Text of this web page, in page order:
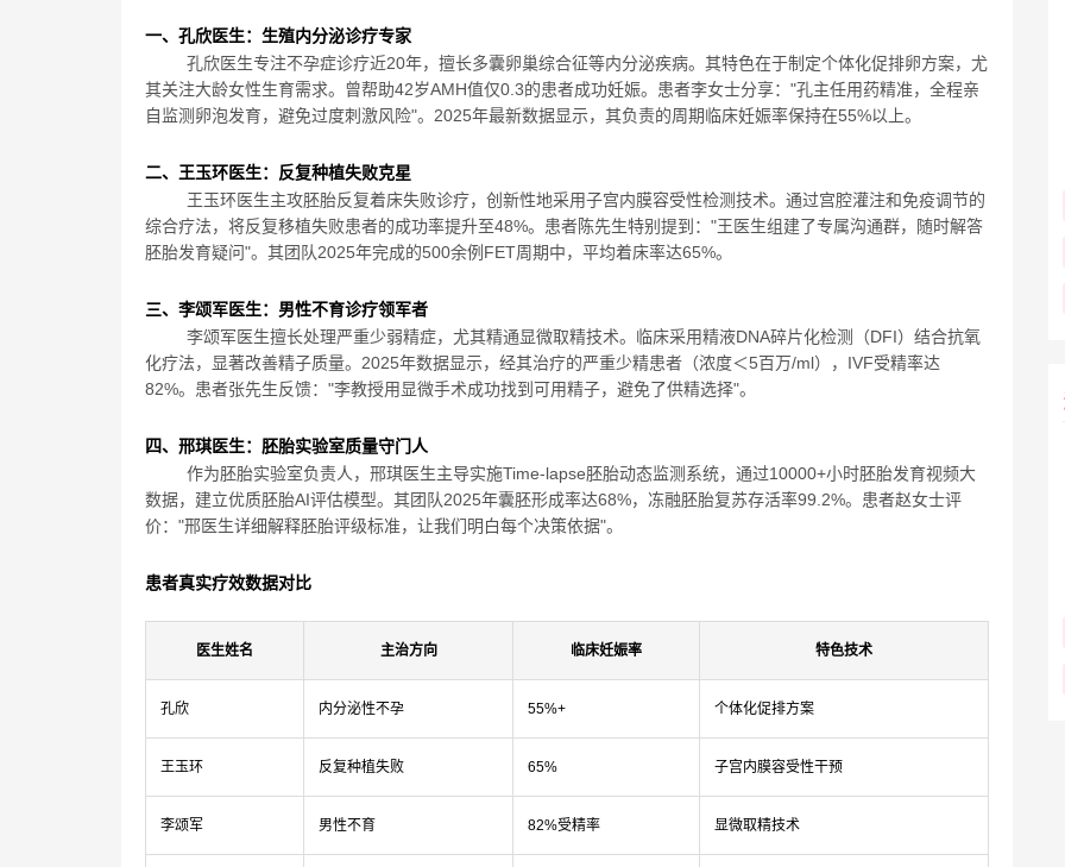
一、孔欣医生：生殖内分泌诊疗专家
孔欣医生专注不孕症诊疗近20年，擅长多囊卵巢综合征等内分泌疾病。其特色在于制定个体化促排卵方案，尤
其关注大龄女性生育需求。曾帮助42岁AMH值仅0.3的患者成功妊娠。患者李女士分享："孔主任用药精准，全程亲
自监测卵泡发育，避免过度刺激风险"。2025年最新数据显示，其负责的周期临床妊娠率保持在55%以上。
二、王玉环医生：反复种植失败克星
王玉环医生主攻胚胎反复着床失败诊疗，创新性地采用子宫内膜容受性检测技术。通过宫腔灌注和免疫调节的
综合疗法，将反复移植失败患者的成功率提升至48%。患者陈先生特别提到："王医生组建了专属沟通群，随时解答
胚胎发育疑问"。其团队2025年完成的500余例FET周期中，平均着床率达65%。
三、李颂军医生：男性不育诊疗领军者
李颂军医生擅长处理严重少弱精症，尤其精通显微取精技术。临床采用精液DNA碎片化检测（DFI）结合抗氧
化疗法，显著改善精子质量。2025年数据显示，经其治疗的严重少精患者（浓度＜5百万/ml），IVF受精率达
82%。患者张先生反馈："李教授用显微手术成功找到可用精子，避免了供精选择"。
四、邢琪医生：胚胎实验室质量守门人
作为胚胎实验室负责人，邢琪医生主导实施Time-lapse胚胎动态监测系统，通过10000+小时胚胎发育视频大
数据，建立优质胚胎AI评估模型。其团队2025年囊胚形成率达68%，冻融胚胎复苏存活率99.2%。患者赵女士评
价："邢医生详细解释胚胎评级标准，让我们明白每个决策依据"。
患者真实疗效数据对比
医生姓名 主治方向 临床妊娠率 特色技术
孔欣 内分泌性不孕 55%+ 个体化促排方案
王玉环 反复种植失败 65% 子宫内膜容受性干预
李颂军 男性不育 82%受精率 显微取精技术